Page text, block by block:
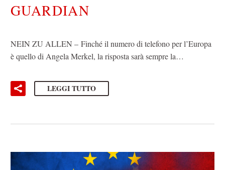
GUARDIAN
NEIN ZU ALLEN – Finché il numero di telefono per l’Europa
è quello di Angela Merkel, la risposta sarà sempre la…
LEGGI TUTTO